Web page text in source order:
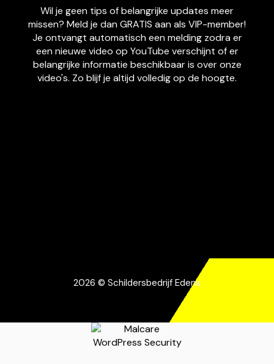
Wil je geen tips of belangrijke updates meer
missen? Meld je dan GRATIS aan als VIP-member!
Je ontvangt automatisch een melding zodra er
een nieuwe video op YouTube verschijnt of er
belangrijke informatie beschikbaar is over onze
video's. Zo blijf je altijd volledig op de hoogte.
2026 © Schildersbedrijf Edens